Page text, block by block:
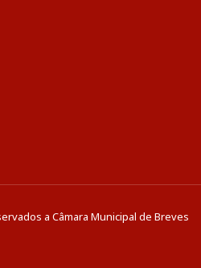
a Câmara Municipal de Breves